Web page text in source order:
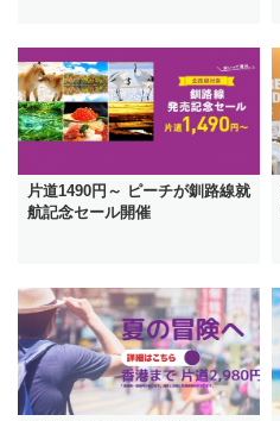
片道1490円～ ピーチが釧路線就
航記念セール開催